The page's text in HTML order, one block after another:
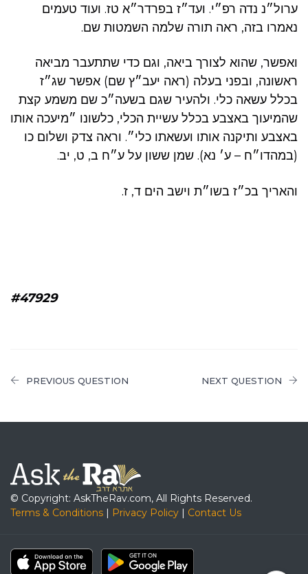
ערול״נ נדה רפ״י. ועד״ז בפרדר״א טז. ועוד טעמים
נאמרו בזה, ראה תורה שלמה השמטות שם.
ואפשר, שהוא לצורך ביאה, וגם כדי שתתעבר מביאה
ראשונה, ובפני בעלה (ראה יעב״ץ שם) אפשר שג״ז
בכלל עשאה כלי. ולהעיר שגם בשעה״כ שם משמע קצת
שהמיעוך באצבע בכלל עשיית הכלי, כלשונו ״מיעכה אותו
באצבע ותיקנה אותו ועשאתו כלי״. וראה צדק ושלום כו
(במהדו״ח – ע׳ נא). שמן ששון על ע״ח ב, ט, יב.
והאריך בכ״ז בשו״ת וישב הים ד, ז.
#47929
PREVIOUS QUESTION NEXT QUESTION
© Copyright: AskTheRav.com, All Rights Reserved.
Terms & Conditions | Privacy Policy | Contact Us